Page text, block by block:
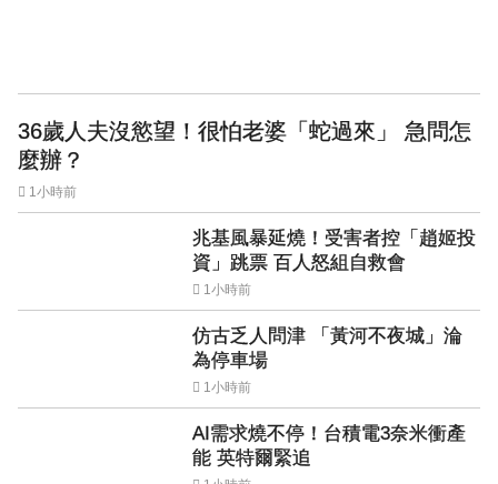
36歲人夫沒慾望！很怕老婆「蛇過來」 急問怎
麼辦？
1小時前
兆基風暴延燒！受害者控「趙姬投
資」跳票 百人怒組自救會
1小時前
仿古乏人問津 「黃河不夜城」淪
為停車場
1小時前
AI需求燒不停！台積電3奈米衝產
能 英特爾緊追